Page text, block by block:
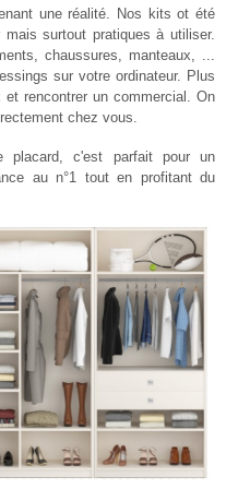
une réalité. Nos kits ot été
surtout pratiques à utiliser.
chaussures, manteaux, ...
sur votre ordinateur. Plus
rencontrer un commercial. On
chez vous.
placard, c'est parfait pour un
au n°1 tout en profitant du